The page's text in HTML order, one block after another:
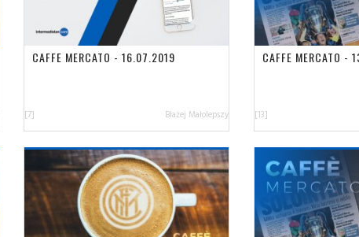
CAFFE MERCATO - 16.07.2019
[7] Błażej Małolepszy
CAFFE MERCATO -
[13]